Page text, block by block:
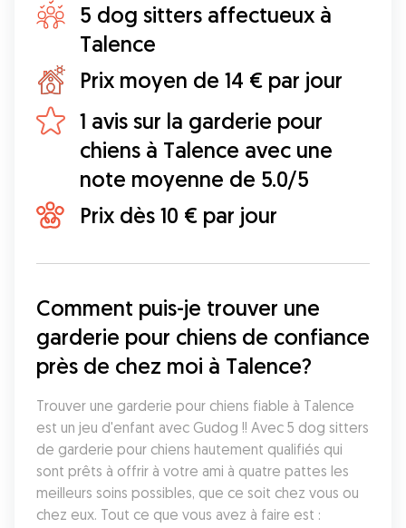
5 dog sitters affectueux à
Talence
Prix moyen de 14 € par jour
1 avis sur la garderie pour
chiens à Talence avec une
note moyenne de 5.0/5
Prix dès 10 € par jour
Comment puis-je trouver une
garderie pour chiens de confiance
près de chez moi à Talence?
Trouver une garderie pour chiens fiable à Talence
est un jeu d'enfant avec Gudog !! Avec 5 dog sitters
de garderie pour chiens hautement qualifiés qui
sont prêts à offrir à votre ami à quatre pattes les
meilleurs soins possibles, que ce soit chez vous ou
chez eux. Tout ce que vous avez à faire est :